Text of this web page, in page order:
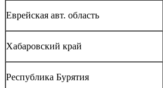
Еврейская авт. область
Хабаровский край
Республика Бурятия